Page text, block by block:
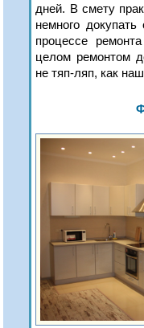
дней. В смету
немного
процессе
целом ремонтом
не тяп-ляп, как